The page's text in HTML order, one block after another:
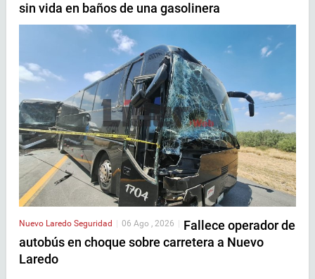
sin vida en baños de una gasolinera
Nuevo Laredo Seguridad | 06 Ago , 2026 | Fallece operador de
autobús en choque sobre carretera a Nuevo
Laredo